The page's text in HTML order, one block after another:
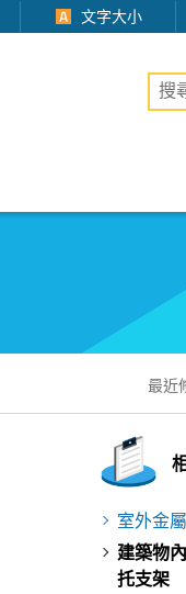
文字大小
桌上
最近
室外金
建築物
托支架